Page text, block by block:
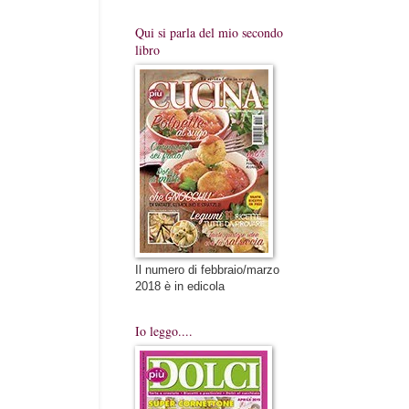
Qui si parla del mio secondo
libro
Il numero di febbraio/marzo
2018 è in edicola
Io leggo....